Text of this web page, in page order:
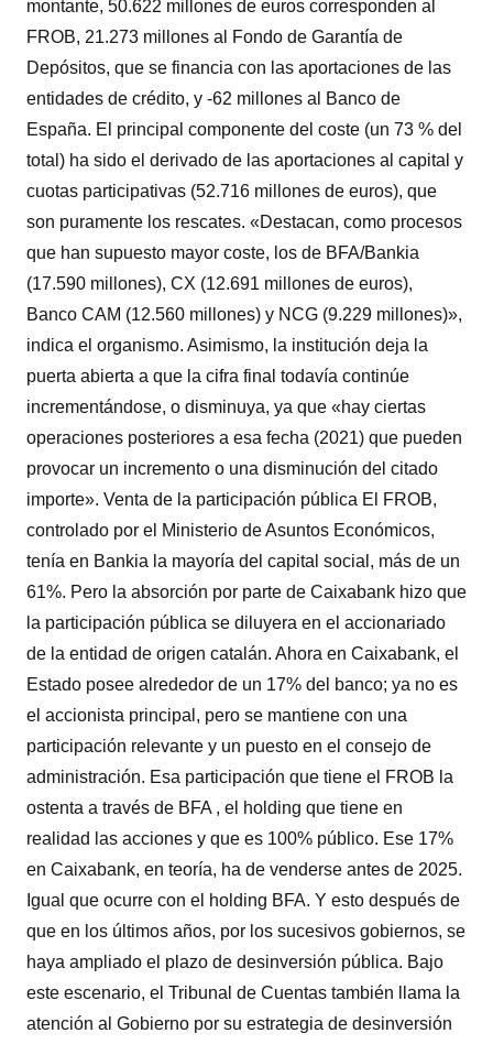
montante, 50.622 millones de euros corresponden al
FROB, 21.273 millones al Fondo de Garantía de
Depósitos, que se financia con las aportaciones de las
entidades de crédito, y -62 millones al Banco de
España. El principal componente del coste (un 73 % del
total) ha sido el derivado de las aportaciones al capital y
cuotas participativas (52.716 millones de euros), que
son puramente los rescates. «Destacan, como procesos
que han supuesto mayor coste, los de BFA/Bankia
(17.590 millones), CX (12.691 millones de euros),
Banco CAM (12.560 millones) y NCG (9.229 millones)»,
indica el organismo. Asimismo, la institución deja la
puerta abierta a que la cifra final todavía continúe
incrementándose, o disminuya, ya que «hay ciertas
operaciones posteriores a esa fecha (2021) que pueden
provocar un incremento o una disminución del citado
importe». Venta de la participación pública El FROB,
controlado por el Ministerio de Asuntos Económicos,
tenía en Bankia la mayoría del capital social, más de un
61%. Pero la absorción por parte de Caixabank hizo que
la participación pública se diluyera en el accionariado
de la entidad de origen catalán. Ahora en Caixabank, el
Estado posee alrededor de un 17% del banco; ya no es
el accionista principal, pero se mantiene con una
participación relevante y un puesto en el consejo de
administración. Esa participación que tiene el FROB la
ostenta a través de BFA , el holding que tiene en
realidad las acciones y que es 100% público. Ese 17%
en Caixabank, en teoría, ha de venderse antes de 2025.
Igual que ocurre con el holding BFA. Y esto después de
que en los últimos años, por los sucesivos gobiernos, se
haya ampliado el plazo de desinversión pública. Bajo
este escenario, el Tribunal de Cuentas también llama la
atención al Gobierno por su estrategia de desinversión